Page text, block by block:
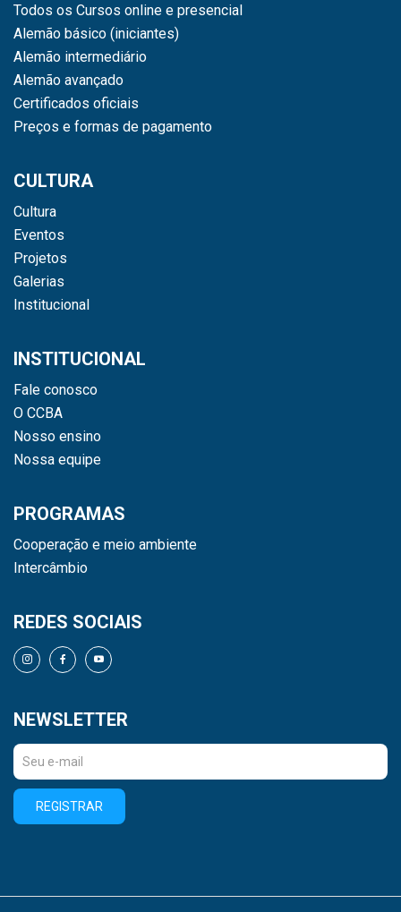
Todos os Cursos online e presencial
Alemão básico (iniciantes)
Alemão intermediário
Alemão avançado
Certificados oficiais
Preços e formas de pagamento
CULTURA
Cultura
Eventos
Projetos
Galerias
Institucional
INSTITUCIONAL
Fale conosco
O CCBA
Nosso ensino
Nossa equipe
PROGRAMAS
Cooperação e meio ambiente
Intercâmbio
REDES SOCIAIS
NEWSLETTER
REGISTRAR